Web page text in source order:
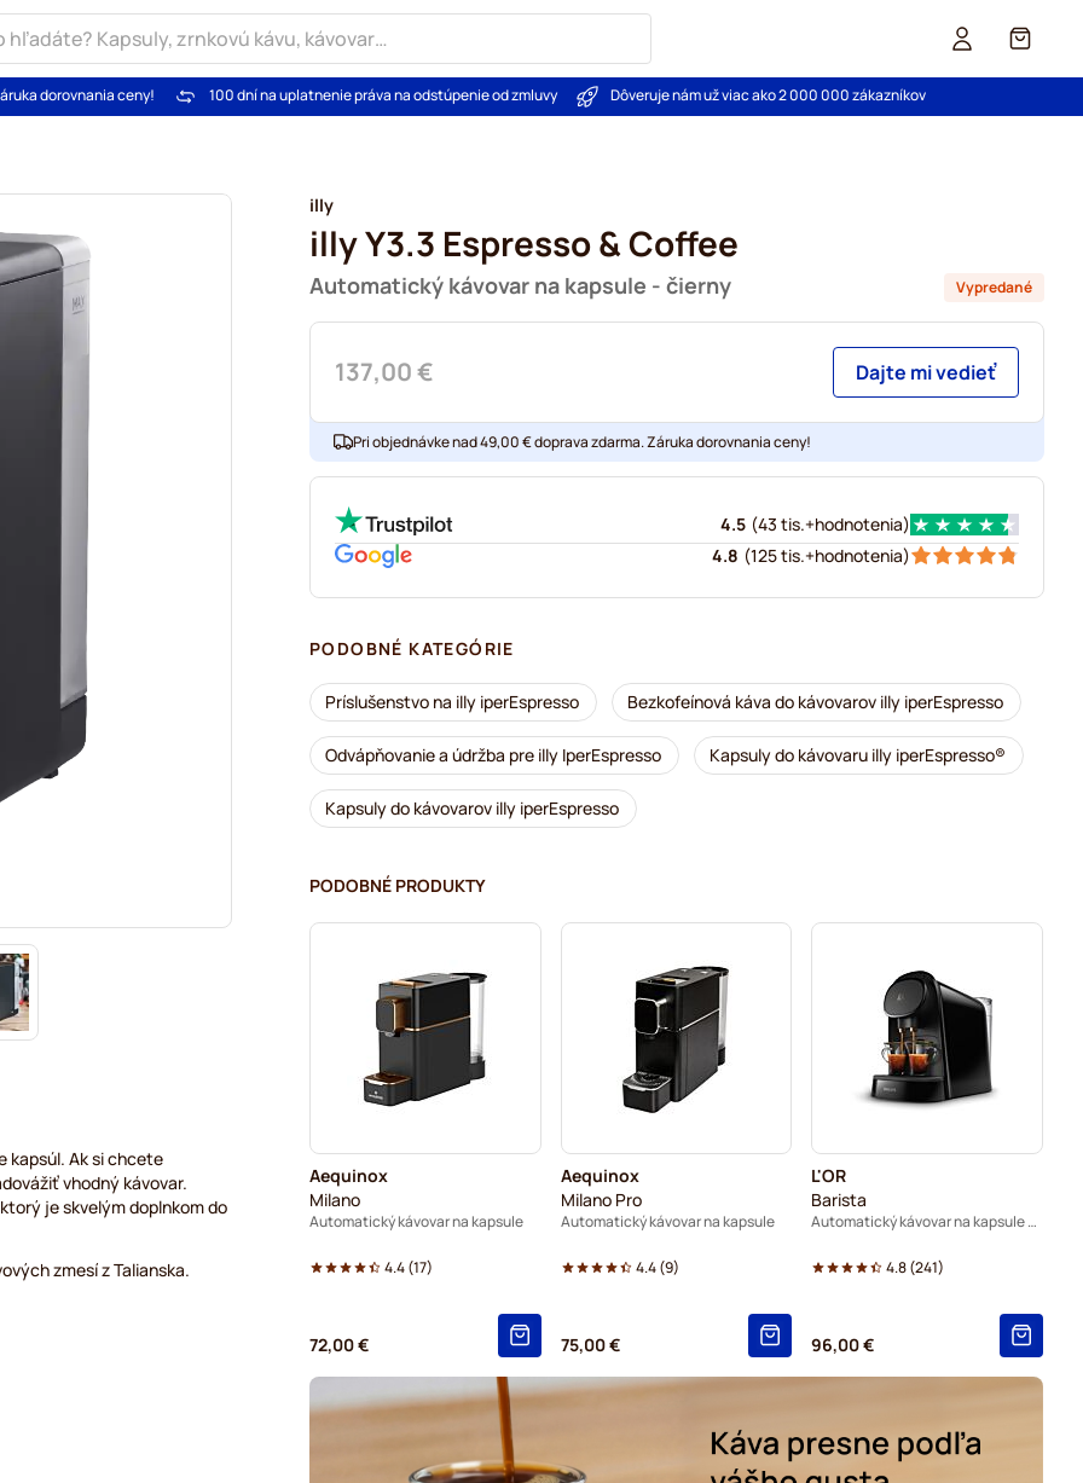
Košík
dorovnania ceny! 100 dní na uplatnenie práva na odstúpenie od zmluvy Dôveruje nám už viac ako 2 000 000 zákazníkov
illy
illy Y3.3 Espresso & Coffee
Automatický kávovar na kapsule - čierny Vypredané
137,00 € Dajte mi vedieť
Pri objednávke nad 49,00 € doprava zdarma. Záruka dorovnania ceny!
4.5 (43 tis.+hodnotenia)
4.8 (125 tis.+hodnotenia)
PODOBNÉ KATEGÓRIE
Príslušenstvo na illy iperEspresso Bezkofeínová káva do kávovarov illy iperEspresso
Odvápňovanie a údržba pre illy IperEspresso Kapsuly do kávovaru illy iperEspresso®
Kapsuly do kávovarov illy iperEspresso
PODOBNÉ PRODUKTY
Aequinox
Milano
Automatický kávovar na kapsule
4.4(17)
72,00 €
Aequinox
Milano Pro
Automatický kávovar na kapsule
4.4(9)
75,00 €
L'OR
Barista
Automatický kávovar na kapsule - Čierny
4.8(241)
96,00 €
kapsúl. Ak si chcete
vhodný kávovar.
je skvelým doplnkom do
zmesí z Talianska.